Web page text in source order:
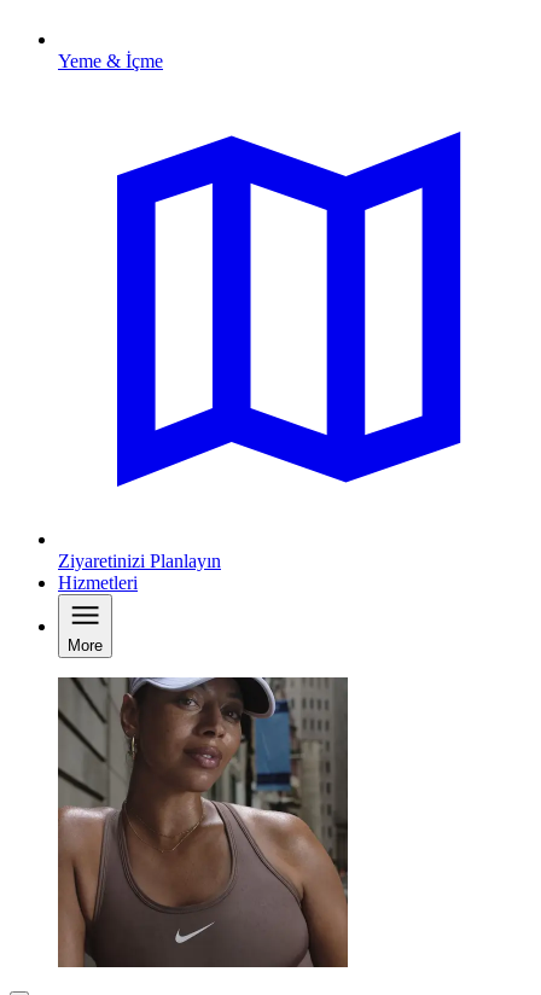
Yeme & İçme
Ziyaretinizi Planlayın
Hizmetleri
More